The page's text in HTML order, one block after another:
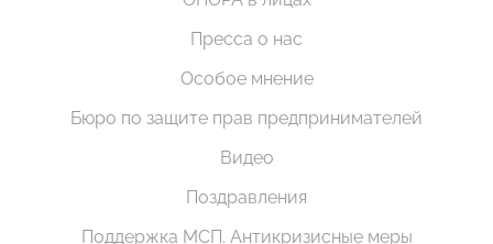
Пресса о нас
Особое мнение
Бюро по защите прав предпринимателей
Видео
Поздравления
Поддержка МСП. Антикризисные меры